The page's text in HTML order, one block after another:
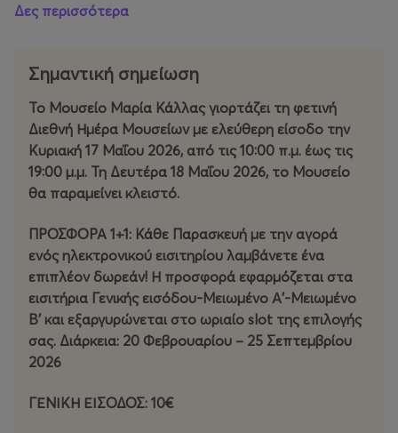
της ζωή, την προσωπικότητά της, τις στιγμές και τους
Δες περισσότερα
Σημαντική σημείωση
Το Μουσείο Μαρία Κάλλας γιορτάζει τη φετινή
Διεθνή Ημέρα Μουσείων με ελεύθερη είσοδο την
Κυριακή 17 Μαΐου 2026, από τις 10:00 π.μ. έως τις
19:00 μ.μ. Τη Δευτέρα 18 Μαΐου 2026, το Μουσείο
θα παραμείνει κλειστό.
ΠΡΟΣΦΟΡΑ 1+1: Κάθε Παρασκευή με την αγορά
ενός ηλεκτρονικού εισιτηρίου λαμβάνετε ένα
επιπλέον δωρεάν! Η προσφορά εφαρμόζεται στα
εισιτήρια Γενικής εισόδου-Μειωμένο Α'-Μειωμένο
Β' και εξαργυρώνεται στο ωριαίο slot της επιλογής
σας. Διάρκεια: 20 Φεβρουαρίου – 25 Σεπτεμβρίου
2026
ΓΕΝΙΚΗ ΕΙΣΟΔΟΣ: 10€